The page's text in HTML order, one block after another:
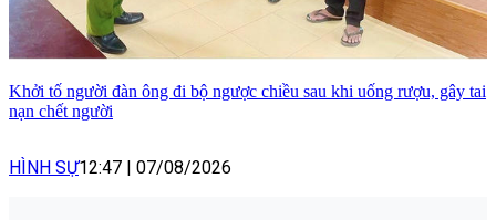
Khởi tố người đàn ông đi bộ ngược chiều sau khi uống rượu, gây tai
nạn chết người
HÌNH SỰ12:47 07/08/2026